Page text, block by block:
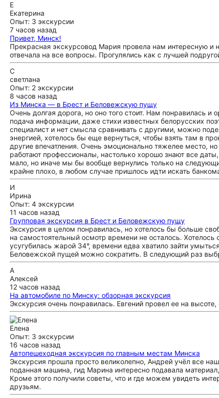
Е
Екатерина
Опыт: 3 экскурсии
7 часов назад
Привет, Минск!
Прекрасная экскурсовод Мария провела нам интересную
отвечала на все вопросы. Прогулялись как с лучшей
С
светлана
Опыт: 2 экскурсии
8 часов назад
Из Минска — в Брест и Беловежскую пущу
Очень долгая дорога, но оно того стоит. Нам понравилась и
подача информации, даже стихи известных белорусских
специалист и нет смысла сравнивать с другими, можно
энергией, хотелось бы еще вернуться, чтобы взять там в
другие впечатления. Очень эмоционально тяжелее место,
работают профессионалы, настолько хорошо знают все
мало, но иначе мы бы вообще вернулись только на
крайне плохо, в любом случае пришлось идти искать
И
Ирина
Опыт: 4 экскурсии
11 часов назад
Групповая экскурсия в Брест и Беловежскую пущу
Экскурсия в целом понравилась, но хотелось бы больше
на самостоятельный осмотр времени не осталось.
усугубилась жарой 34°, времени едва хватило зайти
Беловежской пущей можно сократить. В следующий раз
А
Алексей
12 часов назад
На автомобиле по Минску: обзорная экскурсия
Экскурсия очень понравилась. Евгений провел ее на
Елена
Опыт: 3 экскурсии
16 часов назад
Автопешеходная экскурсия по главным местам Минска
Экскурсия прошла просто великолепно, Андрей учёл все
поданная машина, гид Марина интересно подавала
Кроме этого получили советы, что и где можем увидеть
друзьям.